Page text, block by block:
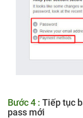
Bước 4 : Tiếp tục
pass mới